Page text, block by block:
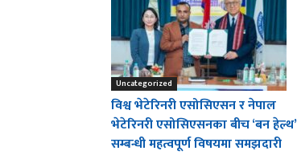
Uncategorized
विश्व भेटेरिनरी एसोसिएसन र नेपाल
भेटेरिनरी एसोसिएसनका बीच ‘बन हेल्थ’
सम्बन्धी महत्वपूर्ण विषयमा समझदारी